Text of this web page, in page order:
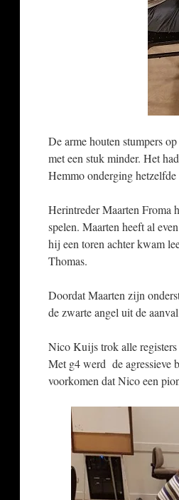
De arme houten stumpers
met een stuk minder. Het
Hemmo onderging
Herintreder Maarten Froma
spelen. Maarten heeft al
hij een toren achter kwam
Thomas.
Doordat Maarten zijn
de zwarte angel uit de
Nico Kuijs trok alle
Met g4 werd de agressieve
voorkomen dat Nico een